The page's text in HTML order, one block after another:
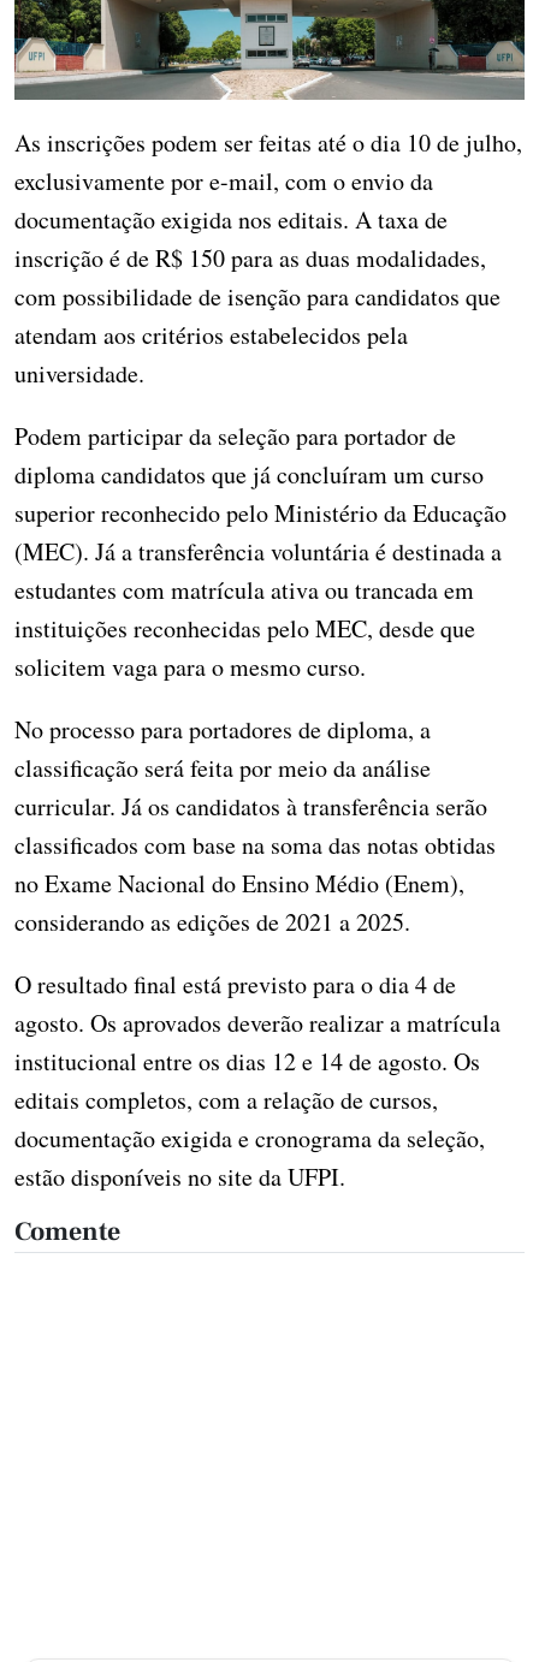
As inscrições podem ser feitas até o dia 10 de julho,
exclusivamente por e-mail, com o envio da
documentação exigida nos editais. A taxa de
inscrição é de R$ 150 para as duas modalidades,
com possibilidade de isenção para candidatos que
atendam aos critérios estabelecidos pela
universidade.
Podem participar da seleção para portador de
diploma candidatos que já concluíram um curso
superior reconhecido pelo Ministério da Educação
(MEC). Já a transferência voluntária é destinada a
estudantes com matrícula ativa ou trancada em
instituições reconhecidas pelo MEC, desde que
solicitem vaga para o mesmo curso.
No processo para portadores de diploma, a
classificação será feita por meio da análise
curricular. Já os candidatos à transferência serão
classificados com base na soma das notas obtidas
no Exame Nacional do Ensino Médio (Enem),
considerando as edições de 2021 a 2025.
O resultado final está previsto para o dia 4 de
agosto. Os aprovados deverão realizar a matrícula
institucional entre os dias 12 e 14 de agosto. Os
editais completos, com a relação de cursos,
documentação exigida e cronograma da seleção,
estão disponíveis no site da UFPI.
Comente